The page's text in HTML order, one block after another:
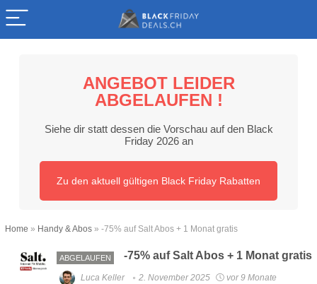
ANGEBOT LEIDER
ABGELAUFEN !
Siehe dir statt dessen die Vorschau auf den Black
Friday 2026 an
Zu den aktuell gültigen Black Friday Rabatten
Home » Handy & Abos » -75% auf Salt Abos + 1 Monat gratis
ABGELAUFEN -75% auf Salt Abos + 1 Monat gratis
Luca Keller 2. November 2025 vor 9 Monate